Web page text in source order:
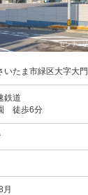
いたま市緑区大字大門
鉄道
徒歩6分
月